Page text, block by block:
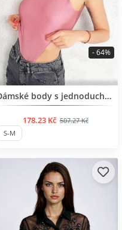
BESTSELLERDámské body s jednoduchým designem
178.23 Kč 507.27 Kč
- 64%
S-M